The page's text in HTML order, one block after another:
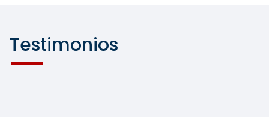
Testimonios